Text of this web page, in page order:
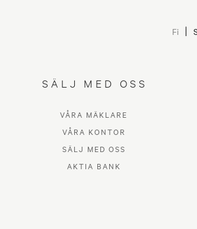
Fi
SÄLJ MED OSS
VÅRA MÄKLARE
VÅRA KONTOR
SÄLJ MED OSS
AKTIA BANK
din
gör du
affär